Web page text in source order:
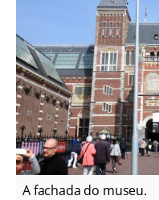
A fachada do museu.